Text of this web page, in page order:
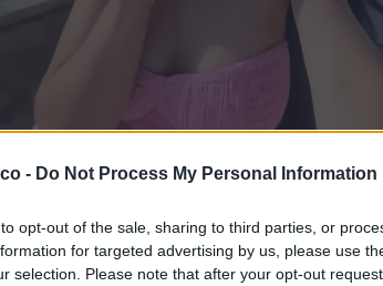
- Do Not Process My Personal Information
opt-out of the sale, sharing to third parties, or
for targeted advertising by us, please use
selection. Please note that after your opt-out
Stime: 10 